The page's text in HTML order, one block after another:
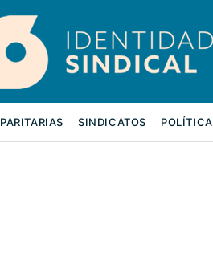
PARITARIAS SINDICATOS POLÍTICA